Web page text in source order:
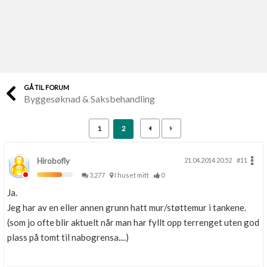
Finn håndverkere
Skaff dokumentasjon som mangler
Få svar på det du lurer på
Kom i gang med Boligmappa
GÅ TIL FORUM
Byggesøknad & Saksbehandling
1 2
Hirobofly 21.04.2014 20.52
#11
3,277
I huset mitt 0
Ja.
Jeg har av en eller annen grunn hatt mur/støttemur i tankene.
(som jo ofte blir aktuelt når man har fyllt opp terrenget uten god
plass på tomt til nabogrensa....)